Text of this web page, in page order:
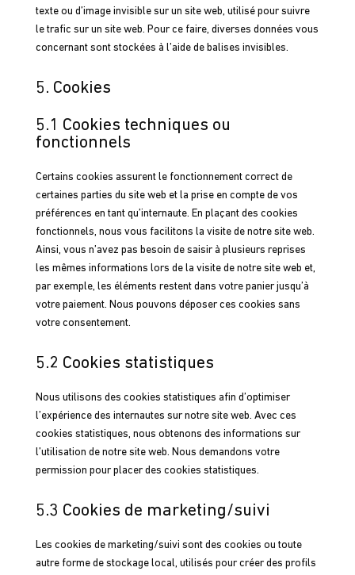
texte ou d’image invisible sur un site web, utilisé pour suivre
le trafic sur un site web. Pour ce faire, diverses données vous
concernant sont stockées à l’aide de balises invisibles.
5. Cookies
5.1 Cookies techniques ou
fonctionnels
Certains cookies assurent le fonctionnement correct de
certaines parties du site web et la prise en compte de vos
préférences en tant qu’internaute. En plaçant des cookies
fonctionnels, nous vous facilitons la visite de notre site web.
Ainsi, vous n’avez pas besoin de saisir à plusieurs reprises
les mêmes informations lors de la visite de notre site web et,
par exemple, les éléments restent dans votre panier jusqu’à
votre paiement. Nous pouvons déposer ces cookies sans
votre consentement.
5.2 Cookies statistiques
Nous utilisons des cookies statistiques afin d’optimiser
l’expérience des internautes sur notre site web. Avec ces
cookies statistiques, nous obtenons des informations sur
l’utilisation de notre site web. Nous demandons votre
permission pour placer des cookies statistiques.
5.3 Cookies de marketing/suivi
Les cookies de marketing/suivi sont des cookies ou toute
autre forme de stockage local, utilisés pour créer des profils